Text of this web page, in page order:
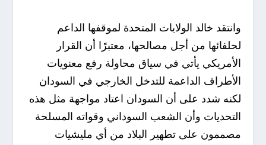
وانتقد خالد الولايات المتحدة لموقفها الداعم
لحلفائها من أجل مصالحها، معتبرًا أن القرار
الأمريكي يأتي في سياق محاولة رفع معنويات
الأطراف الداعمة للتدخل الخارجي في السودان
لكنه شدد على أن السودان اعتاد مواجهة مثل هذه
التحديات وأن الشعب السوداني وقواته المسلحة
مصممون على تطهير البلاد من أي مليشيات